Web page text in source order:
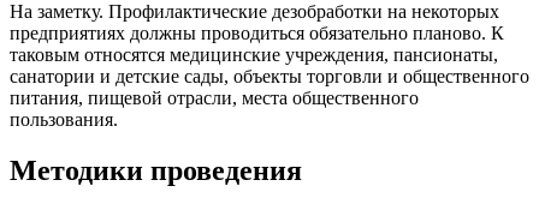
На заметку. Профилактические дезобработки на некоторых
предприятиях должны проводиться обязательно планово. К
таковым относятся медицинские учреждения, пансионаты,
санатории и детские сады, объекты торговли и общественного
питания, пищевой отрасли, места общественного
пользования.
Методики проведения